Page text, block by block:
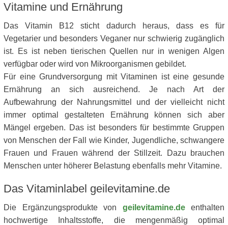
Vitamine und Ernährung
Das Vitamin B12 sticht dadurch heraus, dass es für
Vegetarier und besonders Veganer nur schwierig zugänglich
ist. Es ist neben tierischen Quellen nur in wenigen Algen
verfügbar oder wird von Mikroorganismen gebildet.
Für eine Grundversorgung mit Vitaminen ist eine gesunde
Ernährung an sich ausreichend. Je nach Art der
Aufbewahrung der Nahrungsmittel und der vielleicht nicht
immer optimal gestalteten Ernährung können sich aber
Mängel ergeben. Das ist besonders für bestimmte Gruppen
von Menschen der Fall wie Kinder, Jugendliche, schwangere
Frauen und Frauen während der Stillzeit. Dazu brauchen
Menschen unter höherer Belastung ebenfalls mehr Vitamine.
Das Vitaminlabel geilevitamine.de
Die Ergänzungsprodukte von geilevitamine.deenthalten
hochwertige Inhaltsstoffe, die mengenmäßig optimal